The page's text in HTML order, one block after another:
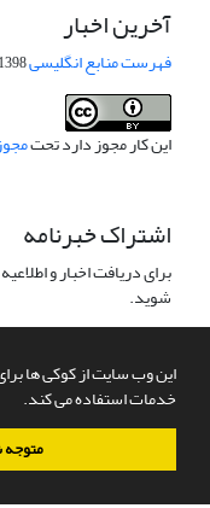
این وب سایت از کوکی ها
خدمات استفاده می کند.
آخرین اخبار
فهرست منابع انگلیسی1398-12-16
این کار مجوز دارد تحتمجوز
اشتراک خبرنامه
برای دریافت اخبار و
شوید.
سامانه مدیریت نشریات